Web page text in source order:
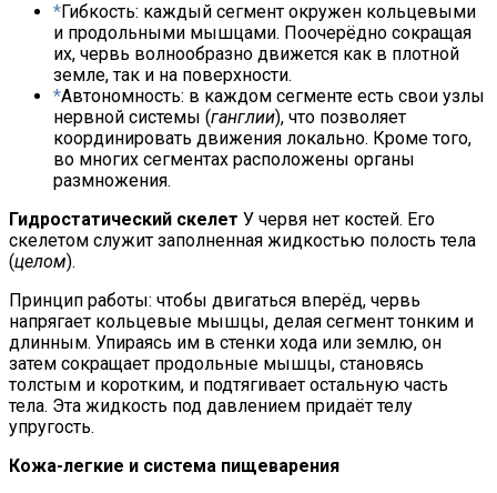
Гибкость: каждый сегмент окружен кольцевыми
и продольными мышцами. Поочерёдно сокращая
их, червь волнообразно движется как в плотной
земле, так и на поверхности.
Автономность: в каждом сегменте есть свои узлы
нервной системы (ганглии), что позволяет
координировать движения локально. Кроме того,
во многих сегментах расположены органы
размножения.
Гидростатический скелет У червя нет костей. Его
скелетом служит заполненная жидкостью полость тела
(целом).
Принцип работы: чтобы двигаться вперёд, червь
напрягает кольцевые мышцы, делая сегмент тонким и
длинным. Упираясь им в стенки хода или землю, он
затем сокращает продольные мышцы, становясь
толстым и коротким, и подтягивает остальную часть
тела. Эта жидкость под давлением придаёт телу
упругость.
Кожа-легкие и система пищеварения